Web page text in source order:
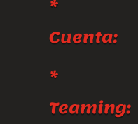
*
Cuenta:
*
Teaming: